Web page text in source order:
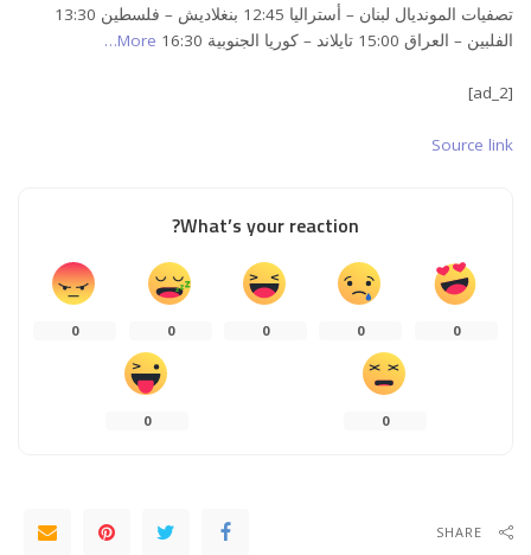
تصفيات المونديال لبنان – أستراليا 12:45 بنغلاديش – فلسطين 13:30
الفلبين – العراق 15:00 تايلاند – كوريا الجنوبية 16:30
More…
[ad_2]
Source link
What’s your reaction?
0
0
0
0
0
0
0
SHARE